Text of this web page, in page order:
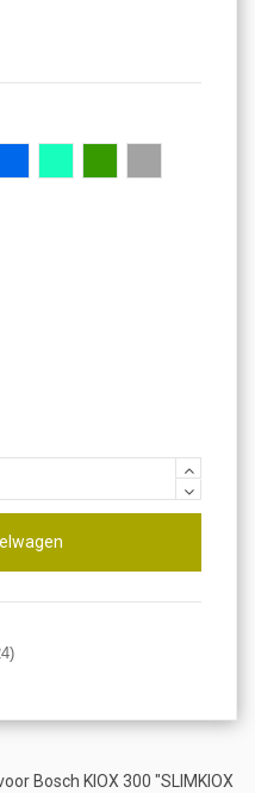
Bosch KIOX 300 "SLIMKIOX